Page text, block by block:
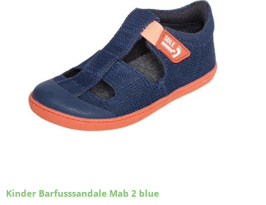
Kinder Barfusssandale Mab 2 blue